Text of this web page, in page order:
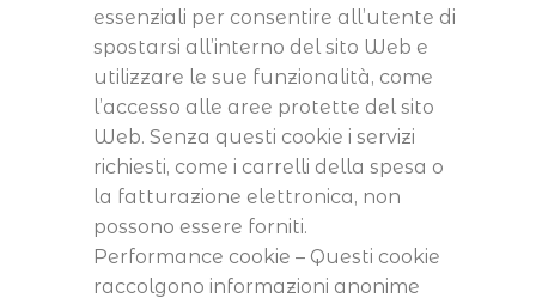
essenziali per consentire all’utente di
spostarsi all’interno del sito Web e
utilizzare le sue funzionalità, come
l’accesso alle aree protette del sito
Web. Senza questi cookie i servizi
richiesti, come i carrelli della spesa o
la fatturazione elettronica, non
possono essere forniti.
Performance cookie – Questi cookie
raccolgono informazioni anonime